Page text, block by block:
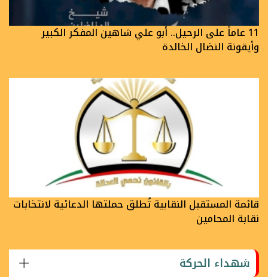
11 عاماً على الرحيل.. أبو علي شاهين المفكر الكبير
وأيقونة النضال الخالدة
قائمة المستقبل النقابية تُطلق حملتها الدعائية لانتخابات
نقابة المحامين
شهداء الحركة